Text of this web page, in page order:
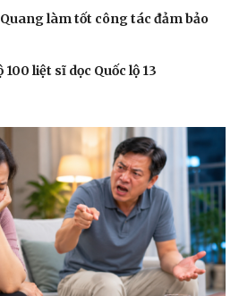
làm tốt công tác đảm bảo
liệt sĩ dọc Quốc lộ 13